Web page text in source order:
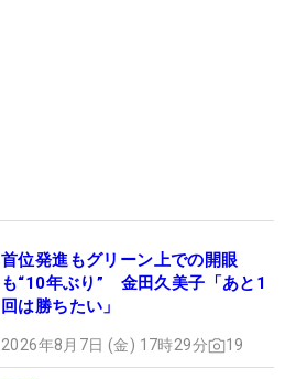
首位発進もグリーン上での開眼
も“10年ぶり” 金田久美子「あと1
回は勝ちたい」
2026年8月7日 (金) 17時29分 19